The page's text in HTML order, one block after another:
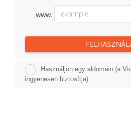
www.
Használjon egy aldomain (a
ingyenesen biztosítja)